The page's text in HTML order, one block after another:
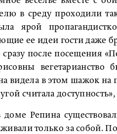
в среду проходили
ярой
ее идеи гости даже
сразу после посещения
видела в этом шажок на
считала
Репина
только за собой.